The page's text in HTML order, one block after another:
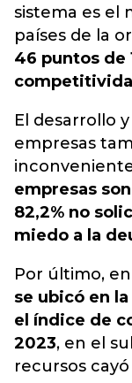
sistema es el
países de la
46 puntos de
El desarrollo
empresas
empresas
82,2% no
miedo a la
Por último,
se ubicó en la
el índice de
2023, en el
recursos